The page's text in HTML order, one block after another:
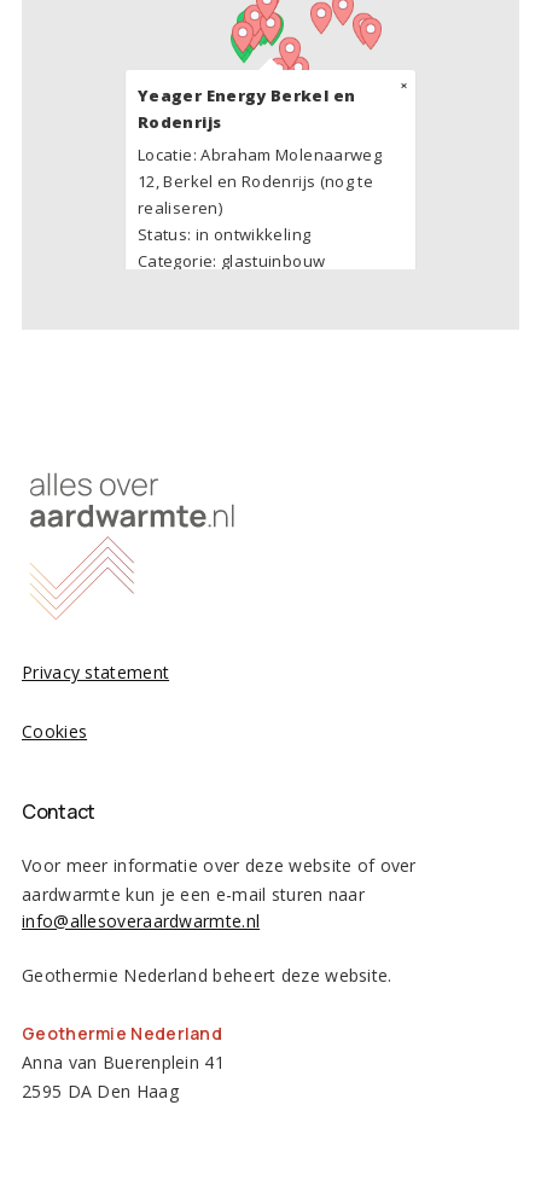
×
Yeager Energy Berkel en
Rodenrijs
Locatie: Abraham Molenaarweg
12, Berkel en Rodenrijs (nog te
realiseren)
Status: in ontwikkeling
Categorie: glastuinbouw
Privacy statement
Cookies
Contact
Voor meer informatie over deze website of over
aardwarmte kun je een e-mail sturen naar
info@allesoveraardwarmte.nl
Geothermie Nederland beheert deze website.
Geothermie Nederland
Anna van Buerenplein 41
2595 DA Den Haag